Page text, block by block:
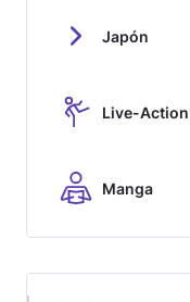
Japón
Live-Action
Manga